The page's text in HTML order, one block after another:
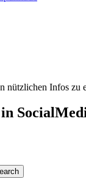
nützlichen Infos zu